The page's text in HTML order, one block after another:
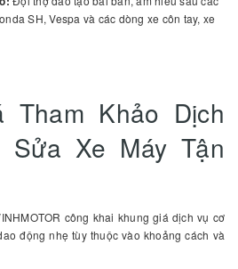
SH, Vespa và các dòng xe côn tay, xe
Tham Khảo Dịch
Xe Máy Tận
công khai khung giá dịch vụ cơ
động nhẹ tùy thuộc vào khoảng cách và